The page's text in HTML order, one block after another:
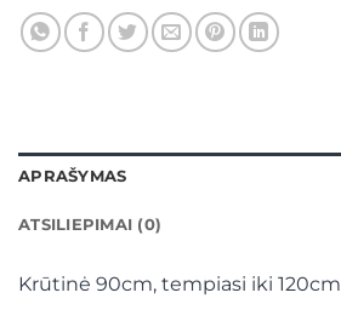
APRAŠYMAS
ATSILIEPIMAI (0)
Krūtinė 90cm, tempiasi iki 120cm